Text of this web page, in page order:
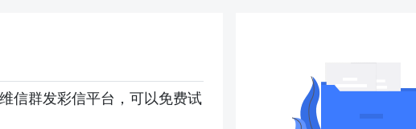
信群发彩信平台，可以免费试